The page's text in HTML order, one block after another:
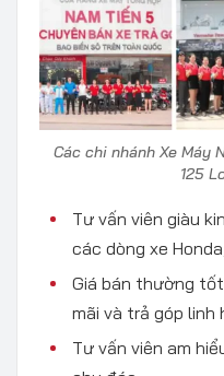
Các chi nhánh Xe Máy
125
Tư vấn viên giàu
các dòng xe
Giá bán thường
mãi và trả góp linh
Tư vấn viên am